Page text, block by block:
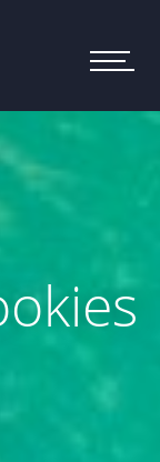
M
e
u